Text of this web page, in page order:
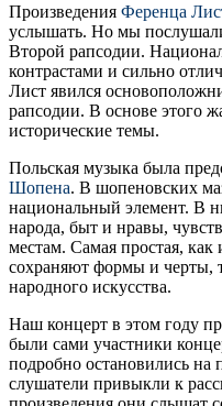
Произведения Ференца
услышать. Но мы
Второй рапсодии.
контрастами и сильно
Лист явился
рапсодии. В основе этого
исторические темы.
Польская музыка была
Шопена. В шопеновских
национальный элемент. В
народа, быт и нравы,
местам. Самая простая, как
сохраняют формы и черты,
народного искусства.
Наш концерт в этом году
были сами участники
подробно остановились на
слушатели привыкли к